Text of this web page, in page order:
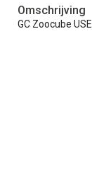
Omschrijving
GC Zoocube